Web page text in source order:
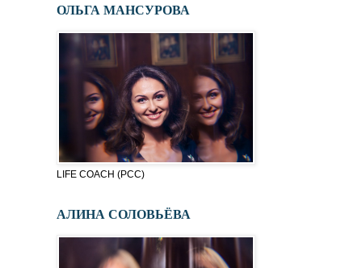
ОЛЬГА МАНСУРОВА
LIFE COACH (PСC)
АЛИНА СОЛОВЬЁВА